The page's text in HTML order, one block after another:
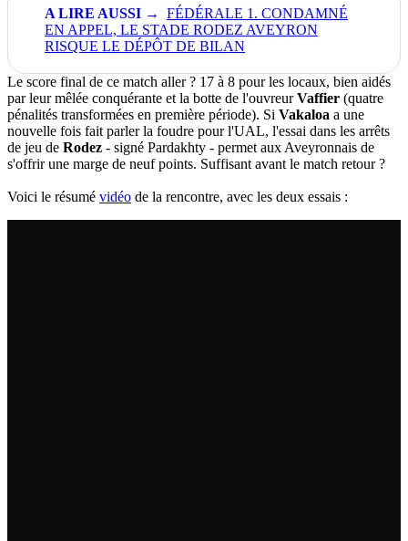
FÉDÉRALE 1. CONDAMNÉ
EN APPEL, LE STADE RODEZ AVEYRON
RISQUE LE DÉPÔT DE BILAN
Le score final de ce match aller ? 17 à 8 pour les locaux, bien aidés
par leur mêlée conquérante et la botte de l'ouvreurVaffier (quatre
pénalités transformées en première période). Si Vakaloa a une
nouvelle fois fait parler la foudre pour l'UAL, l'essai dans les arrêts
de jeu de Rodez - signé Pardakhty - permet aux Aveyronnais de
s'offrir une marge de neuf points. Suffisant avant le match retour ?
Voici le résumé vidéo de la rencontre, avec les deux essais :